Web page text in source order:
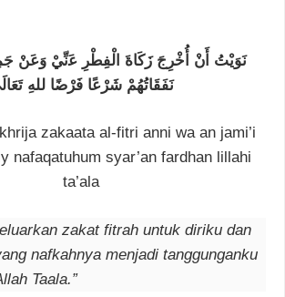
ﻧَﻮَﻳْﺖُ ﺃَﻥْ ﺃُﺧْﺮِﺝَ ﺯَﻛَﺎﺓَ ﺍﻟْﻔِﻄْﺮِ ﻋَنِّيْ ﻭَﻋَﻦْ
ﻧَﻔَﻘَﺎﺗُﻬُﻢْ ﺷَﺮْﻋًﺎ ﻓَﺮْﺿًﺎ ﻟﻠﻪِ
zakaata al-fitri anni wa an jami’i
nafaqatuhum syar’an fardhan lillahi
ta’ala
zakat fitrah untuk diriku dan
nafkahnya menjadi tanggunganku
Taala.”